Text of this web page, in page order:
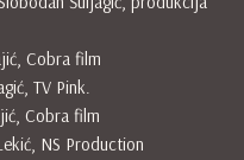
Cobra film
TV Pink.
Cobra film
NS Production